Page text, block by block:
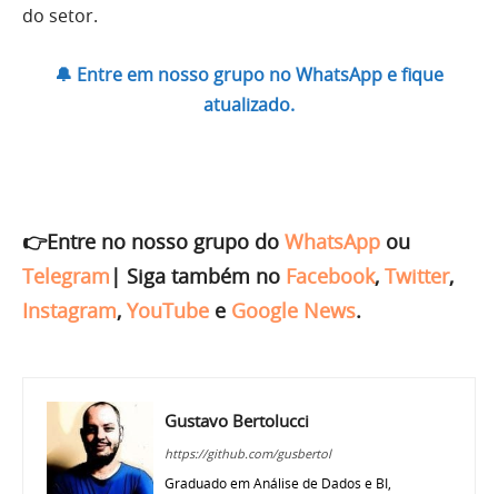
do setor.
🔔 Entre em nosso grupo no WhatsApp e fique
atualizado.
👉Entre no nosso grupo do WhatsApp ou
Telegram | Siga também no Facebook, Twitter,
Instagram, YouTube e Google News.
Gustavo Bertolucci
https://github.com/gusbertol
Graduado em Análise de Dados e BI,